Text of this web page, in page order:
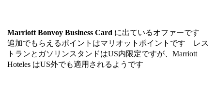
Marriott Bonvoy Business Card に出ているオファーです
追加でもらえるポイントはマリオットポイントです レス
トランとガソリンスタンドはUS内限定ですが、Marriott
Hoteles はUS外でも適用されるようです